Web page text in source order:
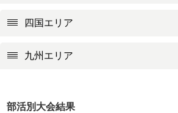
四国エリア
九州エリア
部活別大会結果